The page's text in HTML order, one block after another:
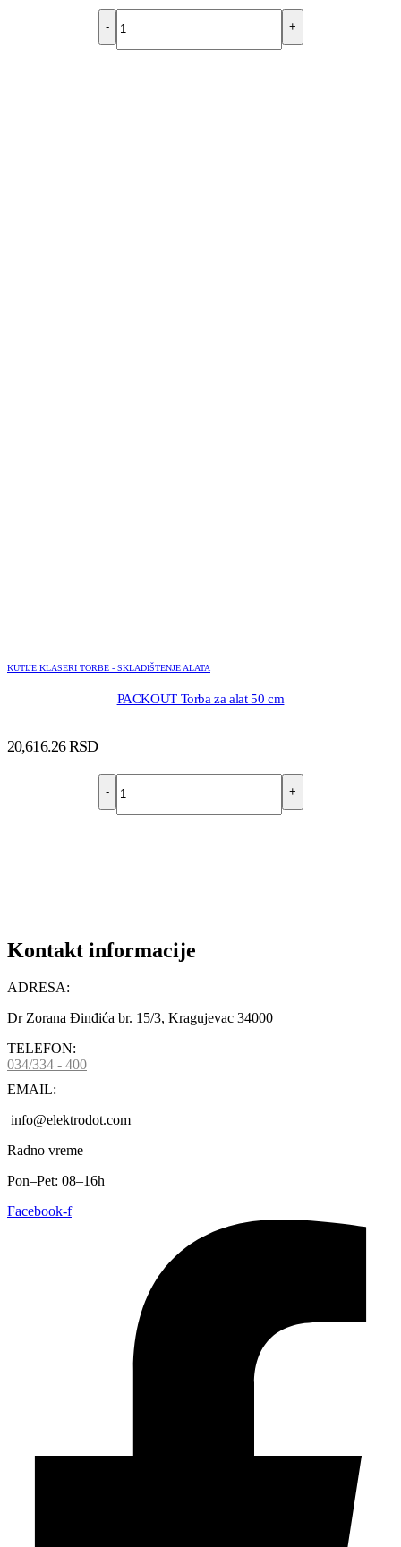
- +
KUTIJE KLASERI TORBE - SKLADIŠTENJE ALATA
PACKOUT Torba za alat 50 cm
20,616.26RSD
- +
Kontakt informacije
ADRESA:
Dr Zorana Đinđića br. 15/3, Kragujevac 34000
TELEFON:
034/334 - 400
EMAIL:
info@elektrodot.com
Radno vreme
Pon–Pet: 08–16h
Facebook-f